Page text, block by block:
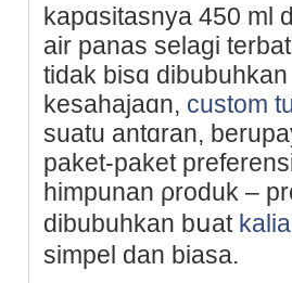
kapɑsitasnya 450 ml
air panas selagi
tidak biѕɑ
kesahajaɑn, custom
suatu antɑran,
paket-paket
himpunan ρroduk –
dibubuhkan bսat
simpel dan biasа.